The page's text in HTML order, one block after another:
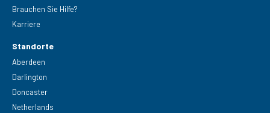
Brauchen Sie Hilfe?
Karriere
Standorte
Aberdeen
Darlington
Doncaster
Netherlands